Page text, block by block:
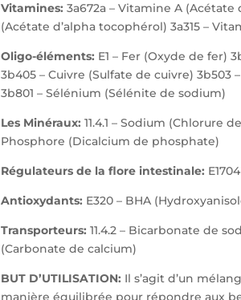
Vitamines: 3a672a – Vitamine A
(Acétate d’alpha tocophérol) 3a315 –
Oligo-éléments: E1 – Fer (Oxyde de fer)
3b405 – Cuivre (Sulfate de cuivre) 3b503
3b801 – Sélénium (Sélénite de sodium)
Les Minéraux: 11.4.1 – Sodium (Chlorure
Phosphore (Dicalcium de phosphate)
Régulateurs de la flore intestinale:
Antioxydants: E320 – BHA
Transporteurs: 11.4.2 – Bicarbonate de
(Carbonate de calcium)
BUT D’UTILISATION: Il s’agit d’un
manière équilibrée pour répondre aux